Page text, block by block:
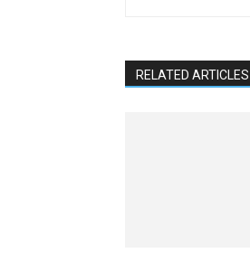
RELATED ARTICLES